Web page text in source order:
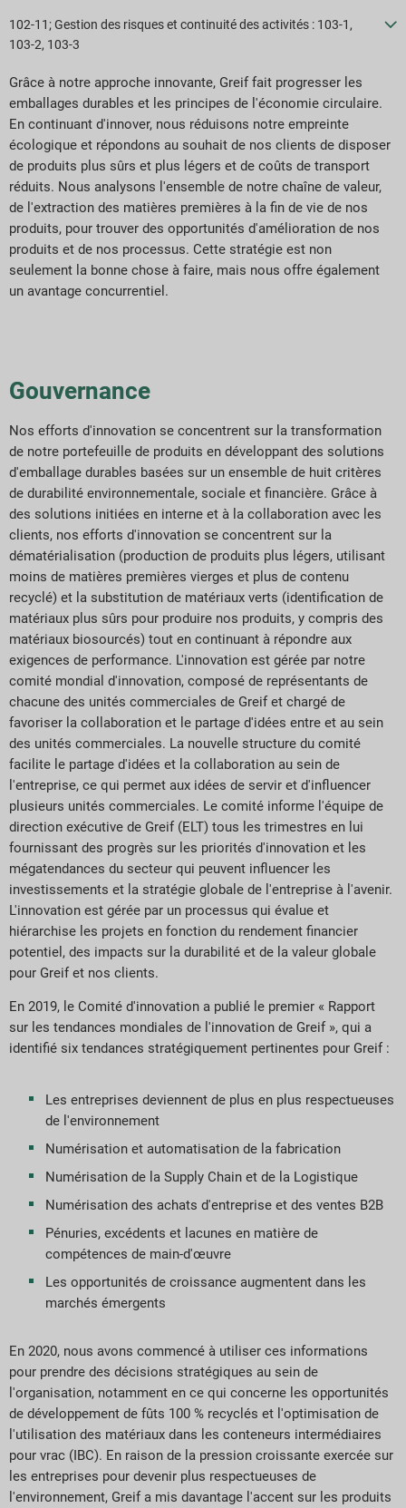
Téléchargements de rapports
102-11; Gestion des risques et continuité des activités : 103-1,
103-2, 103-3
Grâce à notre approche innovante, Greif fait progresser les
emballages durables et les principes de l'économie circulaire.
En continuant d'innover, nous réduisons notre empreinte
écologique et répondons au souhait de nos clients de disposer
de produits plus sûrs et plus légers et de coûts de transport
réduits. Nous analysons l'ensemble de notre chaîne de valeur,
de l'extraction des matières premières à la fin de vie de nos
produits, pour trouver des opportunités d'amélioration de nos
produits et de nos processus. Cette stratégie est non
seulement la bonne chose à faire, mais nous offre également
un avantage concurrentiel.
Gouvernance
Nos efforts d'innovation se concentrent sur la transformation
de notre portefeuille de produits en développant des solutions
d'emballage durables basées sur un ensemble de huit critères
de durabilité environnementale, sociale et financière. Grâce à
des solutions initiées en interne et à la collaboration avec les
clients, nos efforts d'innovation se concentrent sur la
dématérialisation (production de produits plus légers, utilisant
moins de matières premières vierges et plus de contenu
recyclé) et la substitution de matériaux verts (identification de
matériaux plus sûrs pour produire nos produits, y compris des
matériaux biosourcés) tout en continuant à répondre aux
exigences de performance. L'innovation est gérée par notre
comité mondial d'innovation, composé de représentants de
chacune des unités commerciales de Greif et chargé de
favoriser la collaboration et le partage d'idées entre et au sein
des unités commerciales. La nouvelle structure du comité
facilite le partage d'idées et la collaboration au sein de
l'entreprise, ce qui permet aux idées de servir et d'influencer
plusieurs unités commerciales. Le comité informe l'équipe de
direction exécutive de Greif (ELT) tous les trimestres en lui
fournissant des progrès sur les priorités d'innovation et les
mégatendances du secteur qui peuvent influencer les
investissements et la stratégie globale de l'entreprise à l'avenir.
L'innovation est gérée par un processus qui évalue et
hiérarchise les projets en fonction du rendement financier
potentiel, des impacts sur la durabilité et de la valeur globale
pour Greif et nos clients.
En 2019, le Comité d'innovation a publié le premier « Rapport
sur les tendances mondiales de l'innovation de Greif », qui a
identifié six tendances stratégiquement pertinentes pour Greif :
Les entreprises deviennent de plus en plus respectueuses
de l'environnement
Numérisation et automatisation de la fabrication
Numérisation de la Supply Chain et de la Logistique
Numérisation des achats d'entreprise et des ventes B2B
Pénuries, excédents et lacunes en matière de
compétences de main-d'œuvre
Les opportunités de croissance augmentent dans les
marchés émergents
En 2020, nous avons commencé à utiliser ces informations
pour prendre des décisions stratégiques au sein de
l'organisation, notamment en ce qui concerne les opportunités
de développement de fûts 100 % recyclés et l'optimisation de
l'utilisation des matériaux dans les conteneurs intermédiaires
pour vrac (IBC). En raison de la pression croissante exercée sur
les entreprises pour devenir plus respectueuses de
l'environnement, Greif a mis davantage l'accent sur les produits